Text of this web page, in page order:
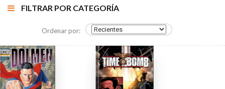
FILTRAR POR CATEGORÍA
Ordenar por: